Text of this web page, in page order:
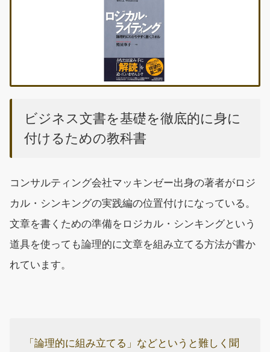
ビジネス文書を基礎を徹底的に身に
付けるための教科書
コンサルティング会社マッキンゼー出身の著者がロジ
カル・シンキングの実践編の位置付けになっている。
文章を書くための準備をロジカル・シンキングという
道具を使っても論理的に文章を組み立てる方法が書か
れています。
「論理的に組み立てる」などというと難しく聞